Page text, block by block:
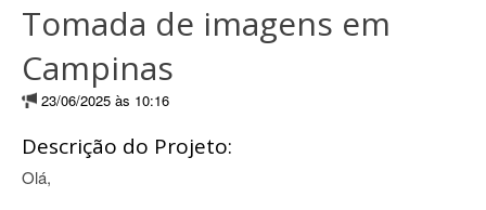
Tomada de imagens em
Campinas
23/06/2025 às 10:16
Descrição do Projeto:
Olá,